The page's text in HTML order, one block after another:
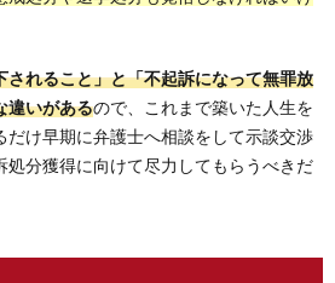
されること」と「不起訴になって無罪放
違いがあるので、これまで築いた人生を
だけ早期に弁護士へ相談をして示談交渉
処分獲得に向けて尽力してもらうべきだ